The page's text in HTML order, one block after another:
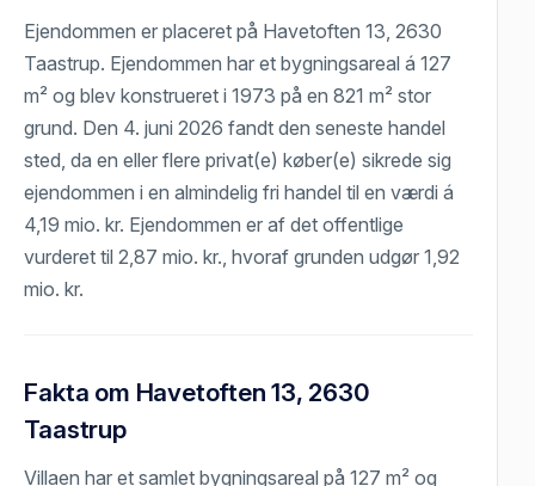
Ejendommen er placeret på Havetoften 13, 2630
Taastrup. Ejendommen har et bygningsareal á 127
m² og blev konstrueret i 1973 på en 821 m² stor
grund. Den 4. juni 2026 fandt den seneste handel
sted, da en eller flere privat(e) køber(e) sikrede sig
ejendommen i en almindelig fri handel til en værdi á
4,19 mio. kr. Ejendommen er af det offentlige
vurderet til 2,87 mio. kr., hvoraf grunden udgør 1,92
mio. kr.
Fakta om Havetoften 13, 2630
Taastrup
Villaen har et samlet bygningsareal på 127 m² og